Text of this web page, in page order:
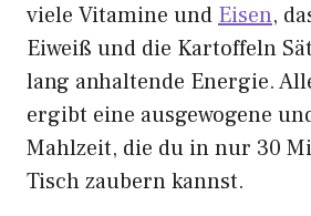
viele Vitamine und Eisen,
Eiweiß und die Kartoffeln
lang anhaltende Energie.
ergibt eine ausgewogene
Mahlzeit, die du in nur 30
Tisch zaubern kannst.